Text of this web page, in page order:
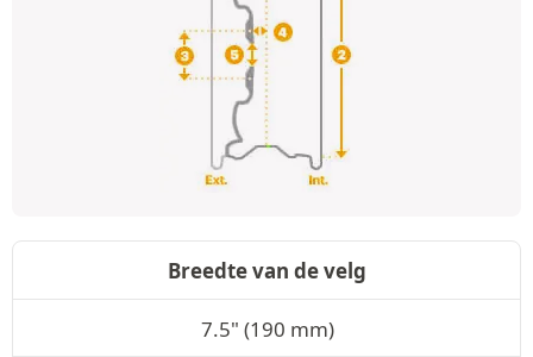
Breedte van de velg
7.5" (190 mm)